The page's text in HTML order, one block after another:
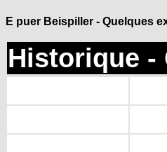
E puer Beispiller - Quelques
Historique -